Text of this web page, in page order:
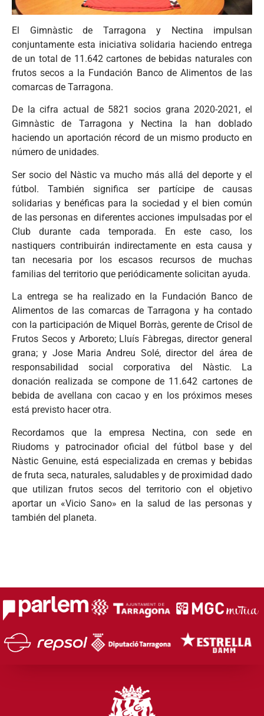
El Gimnàstic de Tarragona y Nectina impulsan
conjuntamente esta iniciativa solidaria haciendo entrega
de un total de 11.642 cartones de bebidas naturales con
frutos secos a la Fundación Banco de Alimentos de las
comarcas de Tarragona.
De la cifra actual de 5821 socios grana 2020-2021, el
Gimnàstic de Tarragona y Nectina la han doblado
haciendo un aportación récord de un mismo producto en
número de unidades.
Ser socio del Nàstic va mucho más allá del deporte y el
fútbol. También significa ser partícipe de causas
solidarias y benéficas para la sociedad y el bien común
de las personas en diferentes acciones impulsadas por el
Club durante cada temporada. En este caso, los
nastiquers contribuirán indirectamente en esta causa y
tan necesaria por los escasos recursos de muchas
familias del territorio que periódicamente solicitan ayuda.
La entrega se ha realizado en la Fundación Banco de
Alimentos de las comarcas de Tarragona y ha contado
con la participación de Miquel Borràs, gerente de Crisol de
Frutos Secos y Arboreto; Lluís Fàbregas, director general
grana; y Jose Maria Andreu Solé, director del área de
responsabilidad social corporativa del Nàstic. La
donación realizada se compone de 11.642 cartones de
bebida de avellana con cacao y en los próximos meses
está previsto hacer otra.
Recordamos que la empresa Nectina, con sede en
Riudoms y patrocinador oficial del fútbol base y del
Nàstic Genuine, está especializada en cremas y bebidas
de fruta seca, naturales, saludables y de proximidad dado
que utilizan frutos secos del territorio con el objetivo
aportar un «Vicio Sano» en la salud de las personas y
también del planeta.